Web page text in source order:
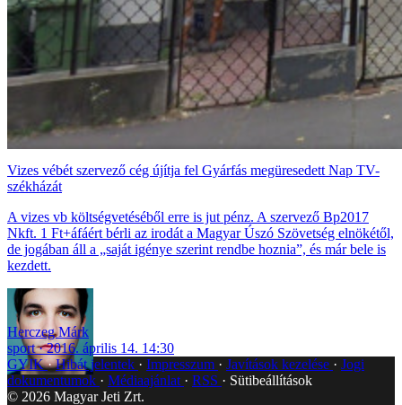
Vizes vébét szervező cég újítja fel Gyárfás megüresedett Nap TV-
székházát
A vizes vb költségvetéséből erre is jut pénz. A szervező Bp2017
Nkft. 1 Ft+áfáért bérli az irodát a Magyar Úszó Szövetség elnökétől,
de jogában áll a „saját igénye szerint rendbe hoznia”, és már bele is
kezdett.
Herczeg Márk
sport
2016. április 14. 14:30
GYIK Hibát jelentek Impresszum Javítások kezelése
Jogi
dokumentumok
Médiaajánlat RSS
Sütibeállítások
© 2026 Magyar Jeti Zrt.